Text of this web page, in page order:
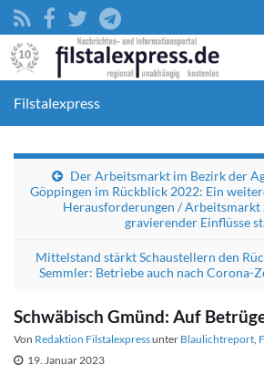
Filstalexpress
Der Arbeitsmarkt im Bezirk der
Göppingen im Rückblick 2022: Ein
Herausforderungen / Arbeitsmarkt
gravierender Einflüsse
Mittelstand stärkt Schaustellern den
Semmler: Betriebe auch nach Corona-
Schwäbisch Gmünd: Auf
Von Redaktion Filstalexpressunter Blaulichtreport,
19. Januar 2023